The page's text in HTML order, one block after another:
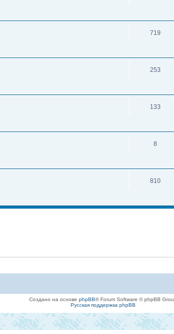
719
253
133
8
810
Создано на основе phpBB® Forum Software © phpBB
Русская поддержка phpBB